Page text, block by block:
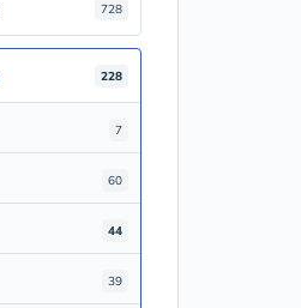
728
228
7
60
44
39